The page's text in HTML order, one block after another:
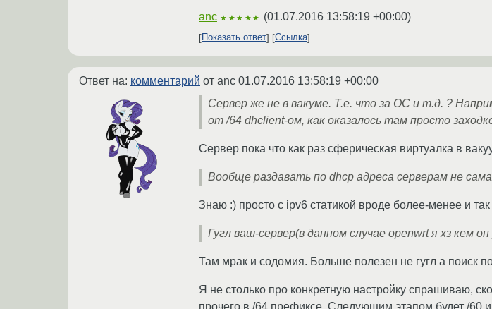
anc ★★★★★ (01.07.2016 13:58:19 +00:00)
Показать ответ Ссылка
Ответ на: комментарий от anc 01.07.2016 13:58:19 +00:00
Сервер же не в вакуме. Т.е. что за ОС и т.д. ?
от /64 dhclient-ом, как оказалось там просто
Сервер пока что как раз сферическая виртуалка в
Вообще раздавать по dhcp адреса серверам не
Знаю :) просто с ipv6 статикой вроде более-менее и
Гугл ваш-сервер(в данном случае openwrt я хз кем
Там мрак и содомия. Больше полезен не гугл а поиск
Я не столько про конкретную настройку спрашиваю,
прочего в /64 префиксе. Следующим этапом будет /60